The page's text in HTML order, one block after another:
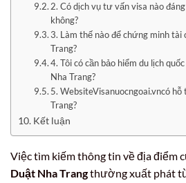
2. Có dịch vụ tư vấn visa nào
không?
3. Làm thế nào để chứng minh
Trang?
4. Tôi có cần bảo hiểm du lịch
Nha Trang?
5. WebsiteVisanuocngoai.vncó
Trang?
Kết luận
Việc tìm kiếm thông tin về địa điểm
Duật Nha Trangthường xuất phát